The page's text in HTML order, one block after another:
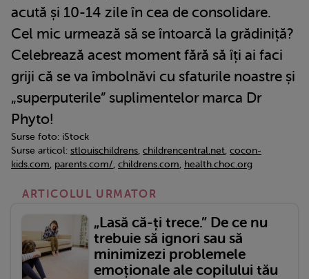
acută și 10-14 zile în cea de consolidare.
Cel mic urmează să se întoarcă la grădiniță?
Celebrează acest moment fără să îți ai faci
griji că se va îmbolnăvi cu sfaturile noastre și
„superputerile” suplimentelor marca Dr
Phyto!
Surse foto: iStock
Surse articol: stlouischildrens childrencentral.net cocon-
kids.com parents.com/ childrens.com health.choc.org
ARTICOLUL URMATOR
„Lasă că-ți trece.” De ce nu
trebuie să ignori sau să
minimizezi problemele
emoționale ale copilului tău